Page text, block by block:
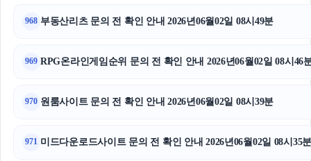
968 부동산리츠 문의 전 확인 안내 2026년06월02일 08시49분
969 RPG온라인게임순위 문의 전 확인 안내 2026년06월02일 08시46
970 원룸사이트 문의 전 확인 안내 2026년06월02일 08시39분
971 미드다운로드사이트 문의 전 확인 안내 2026년06월02일 08시35